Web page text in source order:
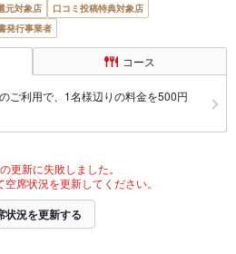
元対象店
口コミ投稿特典対象店
発行事業者
コース
ご利用で、1名様辺りの料金を500円
更新に失敗しました。
席状況を更新してください。
状況を更新する